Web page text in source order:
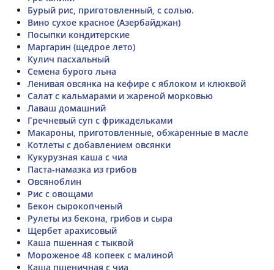
Бурый рис, приготовленный, с солью.
Вино сухое красное (Азербайджан)
Посыпки кондитерские
Маргарин (щедрое лето)
Кулич пасхальный
Семена бурого льна
Ленивая овсянка на кефире с яблоком и клюквой
Салат с кальмарами и жареной морковью
Лаваш домашний
Гречневый суп с фрикадельками
Макароны, приготовленные, обжаренные в масле
Котлеты с добавлением овсянки
Кукурузная каша с чиа
Паста-намазка из грибов
Овсяноблин
Рис с овощами
Бекон сырокопченый
Рулеты из бекона, грибов и сыра
Щербет арахисовый
Каша пшенная с тыквой
Мороженое 48 копеек с малиной
Каша пшеничная с чиа